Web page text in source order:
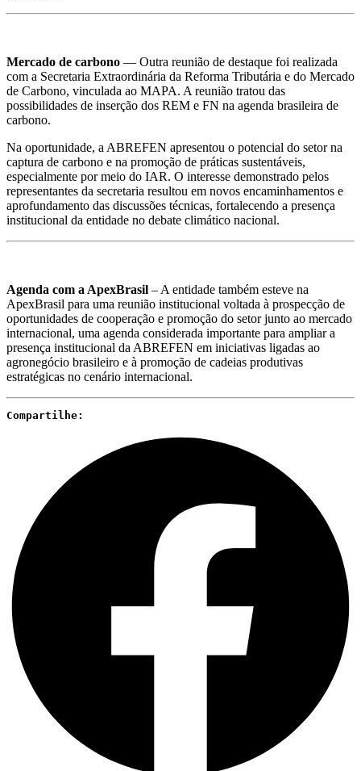
Mercado de carbono — Outra reunião de destaque foi realizada
com a Secretaria Extraordinária da Reforma Tributária e do Mercado
de Carbono, vinculada ao MAPA. A reunião tratou das
possibilidades de inserção dos REM e FN na agenda brasileira de
carbono.
Na oportunidade, a ABREFEN apresentou o potencial do setor na
captura de carbono e na promoção de práticas sustentáveis,
especialmente por meio do IAR. O interesse demonstrado pelos
representantes da secretaria resultou em novos encaminhamentos e
aprofundamento das discussões técnicas, fortalecendo a presença
institucional da entidade no debate climático nacional.
Agenda com a ApexBrasil – A entidade também esteve na
ApexBrasil para uma reunião institucional voltada à prospecção de
oportunidades de cooperação e promoção do setor junto ao mercado
internacional, uma agenda considerada importante para ampliar a
presença institucional da ABREFEN em iniciativas ligadas ao
agronegócio brasileiro e à promoção de cadeias produtivas
estratégicas no cenário internacional.
Compartilhe: